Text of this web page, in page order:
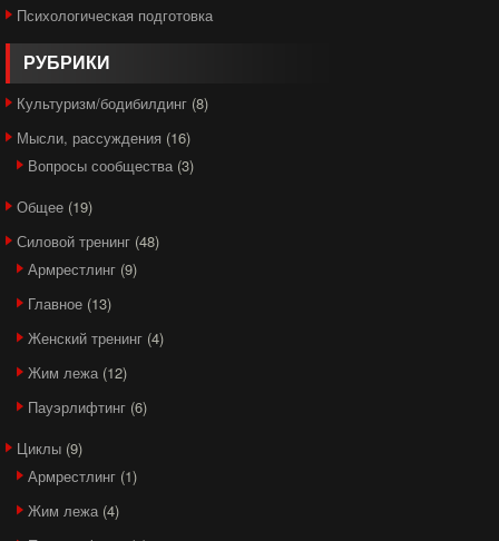
Психологическая подготовка
РУБРИКИ
Культуризм/бодибилдинг (8)
Мысли, рассуждения (16)
Вопросы сообщества(3)
Общее (19)
Силовой тренинг (48)
Армрестлинг (9)
Главное (13)
Женский тренинг (4)
Жим лежа(12)
Пауэрлифтинг (6)
Циклы (9)
Армрестлинг (1)
Жим лежа(4)